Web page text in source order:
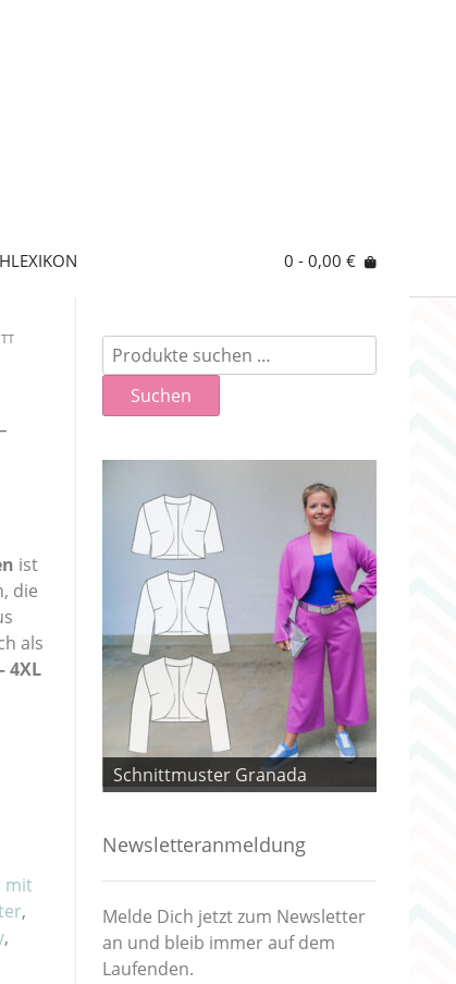
0 - 0,00 €
ist
die
als
4XL
mit
,
,
Suchen
nach:
Suchen
Schnittmuster Granada
Newsletteranmeldung
Melde Dich jetzt zum Newsletter
an und bleib immer auf dem
Laufenden.